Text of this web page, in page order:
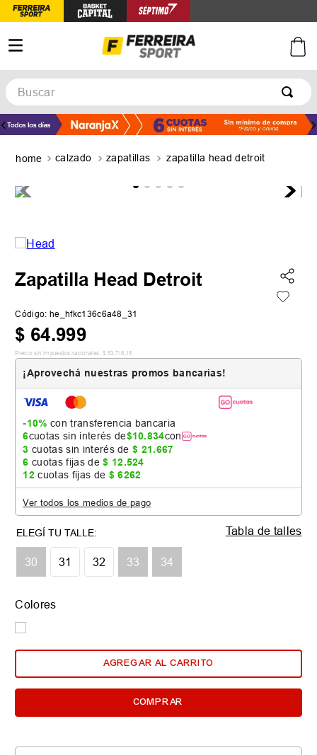
Buscar
calzado zapatillas zapatilla head detroit
Zapatilla Head Detroit
Código: he_hfkc136c6a48_31
$ 64.999
Precio sin impuestos nacionales: $ 53 718 18
¡Aprovechá nuestras promos bancarias!
-10% con transferencia bancaria
6cuotas sin interés de$10.834con
3 cuotas sin interés de$ 21.667
6 cuotas fijas de$ 12.524
12 cuotas fijas de $ 6262
Ver todos los medios de pago
30 31 32 33 34
Tabla de talles
Colores
AGREGAR AL CARRITO
COMPRAR
TÉRMINOS MÁS BUSCADOS
3.
5. zapatillas adidas